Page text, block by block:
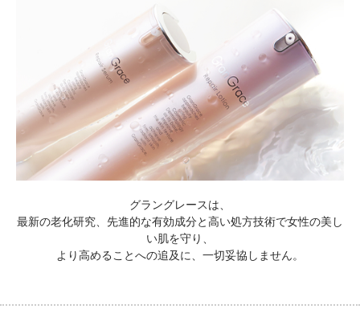
グラングレースは、
最新の老化研究、先進的な有効成分と高い処方技術で女性の美し
い肌を守り、
より高めることへの追及に、一切妥協しません。